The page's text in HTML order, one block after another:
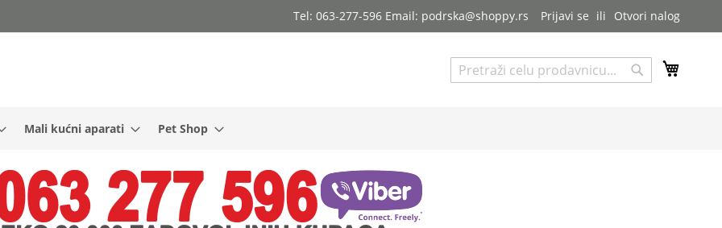
Tel: 063-277-596 Email: podrska@shoppy.rs Prijavi se Otvori nalog
Pretraga
Mali kućni aparati Pet Shop